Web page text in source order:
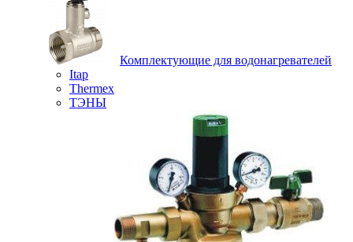
Комплектующие для водонагревателей
Itap
Thermex
ТЭНЫ